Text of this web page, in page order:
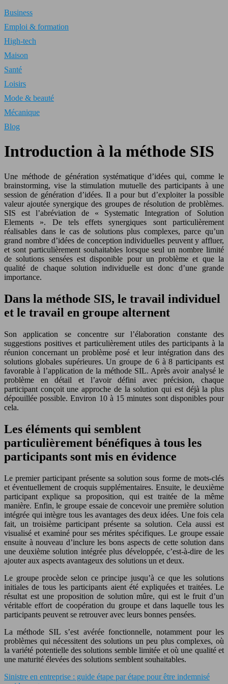
Business
Emploi & formation
High-tech
Maison
Santé
Loisirs
Mode & beauté
Mécanique
Blog
Introduction à la méthode SIS
Une méthode de génération systématique d’idées qui, comme le
brainstorming, vise la stimulation mutuelle des participants à une
session de génération d’idées. Il a pour but d’exploiter la possible
valeur ajoutée synergique des groupes de résolution de problèmes.
SIS est l’abréviation de « Systematic Integration of Solution
Elements ». De tels effets synergiques sont particulièrement
réalisables dans le cas de solutions plus complexes, parce qu’un
grand nombre d’idées de conception individuelles peuvent y affluer,
et sont particulièrement souhaitables lorsque seul un nombre limité
de solutions sensées est disponible pour un problème et que la
qualité de chaque solution individuelle est donc d’une grande
importance.
Dans la méthode SIS, le travail individuel
et le travail en groupe alternent
Son application se concentre sur l’élaboration constante des
suggestions positives et particulièrement utiles des participants à la
réunion concernant un problème posé et leur intégration dans des
solutions globales supérieures. Un groupe de 6 à 8 participants est
favorable à l’application de la méthode SIL. Après avoir analysé le
problème en détail et l’avoir défini avec précision, chaque
participant conçoit une approche de la solution qui est déjà la plus
dépouillée possible. Environ 10 à 15 minutes sont disponibles pour
cela.
Les éléments qui semblent
particulièrement bénéfiques à tous les
participants sont mis en évidence
Le premier participant présente sa solution sous forme de mots-clés
et éventuellement de croquis supplémentaires. Ensuite, le deuxième
participant explique sa proposition, qui est traitée de la même
manière. Enfin, le groupe essaie de concevoir une première solution
intégrée qui intègre tous les avantages des deux idées. Une fois cela
fait, un troisième participant présente sa solution. Cela aussi est
visualisé et examiné pour ses mérites spécifiques. Le groupe essaie
ensuite à nouveau d’inclure les bons aspects de cette solution dans
une deuxième solution intégrée plus développée, c’est-à-dire de les
ajouter aux aspects avantageux des solutions un et deux.
Le groupe procède selon ce principe jusqu’à ce que les solutions
initiales de tous les participants aient été expliquées et traitées. Le
résultat est une proposition de solution mûre, qui est le fruit d’un
véritable effort de coopération du groupe et dans laquelle tous les
participants peuvent se retrouver avec leurs bonnes pensées.
La méthode SIL s’est avérée fonctionnelle, notamment pour les
problèmes qui nécessitent des solutions un peu plus complexes, où
la variété potentielle des solutions semble limitée et où une qualité et
une maturité élevées des solutions semblent souhaitables.
Sinistre en entreprise : guide étape par étape pour être indemnisé